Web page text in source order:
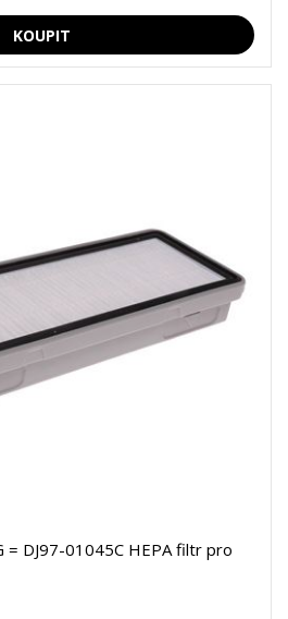
= DJ97-01045C HEPA filtr pro